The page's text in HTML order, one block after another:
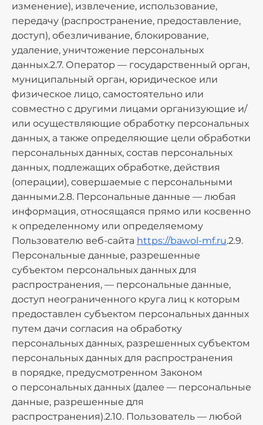
изменение), извлечение, использование,
передачу (распространение, предоставление,
доступ), обезличивание, блокирование,
удаление, уничтожение персональных
данных.2.7. Оператор — государственный орган,
муниципальный орган, юридическое или
физическое лицо, самостоятельно или
совместно с другими лицами организующие и/
или осуществляющие обработку персональных
данных, а также определяющие цели обработки
персональных данных, состав персональных
данных, подлежащих обработке, действия
(операции), совершаемые с персональными
данными.2.8. Персональные данные — любая
информация, относящаяся прямо или косвенно
к определенному или определяемому
Пользователю веб-сайта https://bawol-mf.ru.2.9.
Персональные данные, разрешенные
субъектом персональных данных для
распространения, — персональные данные,
доступ неограниченного круга лиц к которым
предоставлен субъектом персональных данных
путем дачи согласия на обработку
персональных данных, разрешенных субъектом
персональных данных для распространения
в порядке, предусмотренном Законом
о персональных данных (далее — персональные
данные, разрешенные для
распространения).2.10. Пользователь — любой